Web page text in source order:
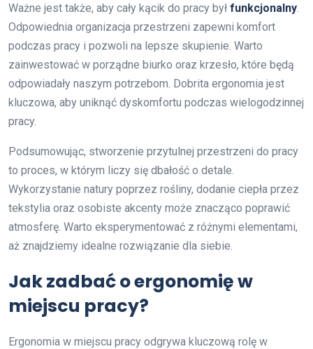
Ważne jest także, aby cały kącik do pracy był funkcjonalny
Odpowiednia organizacja przestrzeni zapewni komfort
podczas pracy i pozwoli na lepsze skupienie. Warto
zainwestować w porządne biurko oraz krzesło, które będą
odpowiadały naszym potrzebom. Dobrita ergonomia jest
kluczowa, aby uniknąć dyskomfortu podczas wielogodzinnej
pracy.
Podsumowując, stworzenie przytulnej przestrzeni do pracy
to proces, w którym liczy się dbałość o detale.
Wykorzystanie natury poprzez rośliny, dodanie ciepła przez
tekstylia oraz osobiste akcenty może znacząco poprawić
atmosferę. Warto eksperymentować z różnymi elementami,
aż znajdziemy idealne rozwiązanie dla siebie.
Jak zadbać o ergonomię w
miejscu pracy?
Ergonomia w miejscu pracy odgrywa kluczową rolę w